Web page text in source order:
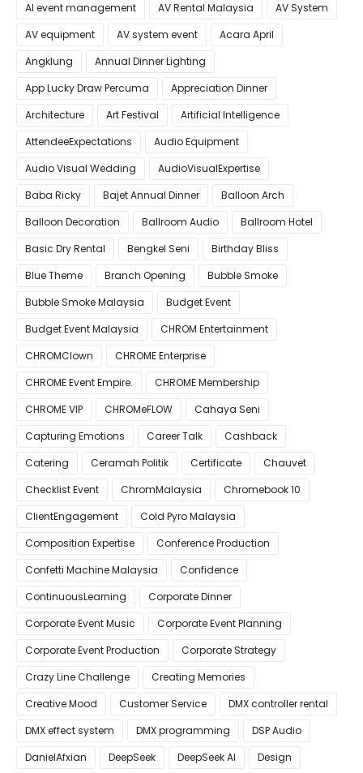
AI event management
AV Rental Malaysia
AV System
AV equipment
AV system event
Acara April
Angklung
Annual Dinner Lighting
App Lucky Draw Percuma
Appreciation Dinner
Architecture
Art Festival
Artificial Intelligence
AttendeeExpectations
Audio Equipment
Audio Visual Wedding
AudioVisualExpertise
Baba Ricky
Bajet Annual Dinner
Balloon Arch
Balloon Decoration
Ballroom Audio
Ballroom Hotel
Basic Dry Rental
Bengkel Seni
Birthday Bliss
Blue Theme
Branch Opening
Bubble Smoke
Bubble Smoke Malaysia
Budget Event
Budget Event Malaysia
CHROM Entertainment
CHROMClown
CHROME Enterprise
CHROME Event Empire.
CHROME Membership
CHROME VIP
CHROMeFLOW
Cahaya Seni
Capturing Emotions
Career Talk
Cashback
Catering
Ceramah Politik Certificate
Chauvet
Checklist Event
ChromMalaysia
Chromebook 10
ClientEngagement
Cold Pyro Malaysia
Composition Expertise
Conference Production
Confetti Machine Malaysia
Confidence
ContinuousLearning
Corporate Dinner
Corporate Event Music
Corporate Event Planning
Corporate Event Production
Corporate Strategy
Crazy Line Challenge
Creating Memories
Creative Mood
Customer Service
DMX controller rental
DMX effect system
DMX programming
DSP Audio
DanielAfxian
DeepSeek DeepSeek AI
Design